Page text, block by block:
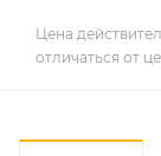
Цена
отличаться от